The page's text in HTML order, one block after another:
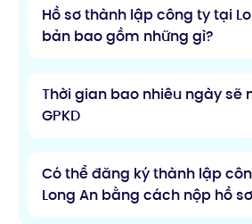
Hồ sơ thành lập công ty tại
bản bao gồm những gì?
Thời gian bao nhiêu ngày sẽ
GPKD
Có thể đăng ký thành lập
Long An bằng cách nộp hồ